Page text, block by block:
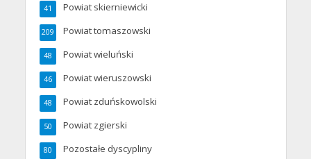
Powiat skierniewicki
41
Powiat tomaszowski
209
Powiat wieluński
48
Powiat wieruszowski
46
Powiat zduńskowolski
48
Powiat zgierski
50
Pozostałe dyscypliny
80